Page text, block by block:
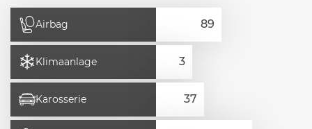
Airbag
Klimaanlage
Karosserie